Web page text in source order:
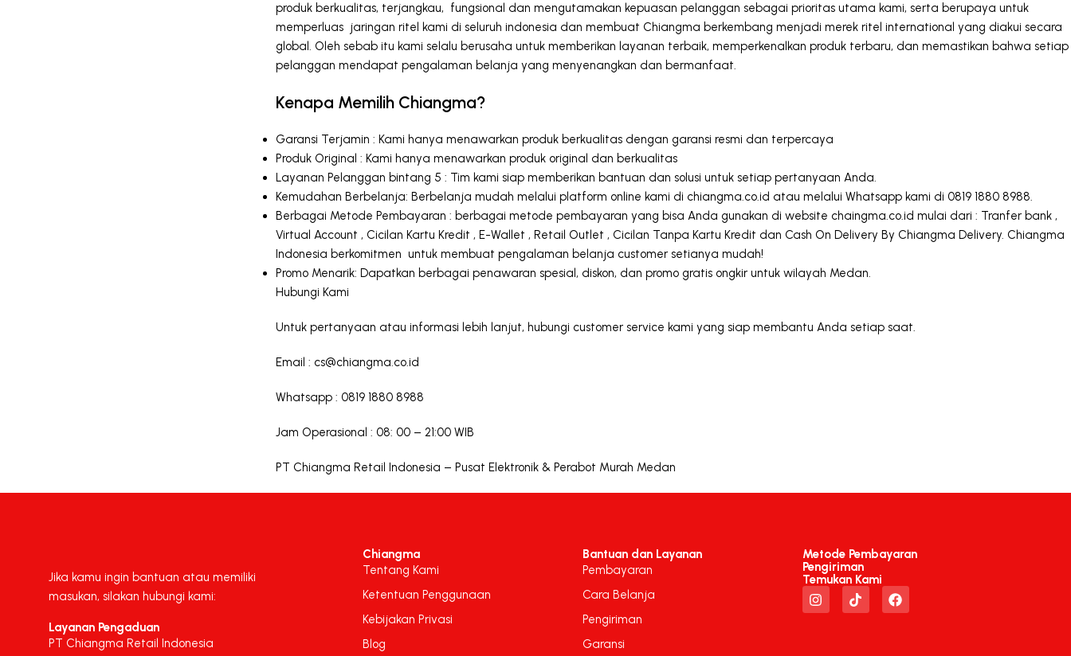
produk berkualitas, terjangkau, fungsional dan mengutamakan kepuasan pelanggan sebagai prioritas utama kami, serta berupaya untuk
memperluas jaringan ritel kami di seluruh indonesia dan membuat Chiangma berkembang menjadi merek ritel international yang diakui secara
global. Oleh sebab itu kami selalu berusaha untuk memberikan layanan terbaik, memperkenalkan produk terbaru, dan memastikan bahwa setiap
pelanggan mendapat pengalaman belanja yang menyenangkan dan bermanfaat.
Kenapa Memilih Chiangma?
Garansi Terjamin : Kami hanya menawarkan produk berkualitas dengan garansi resmi dan terpercaya
Produk Original : Kami hanya menawarkan produk original dan berkualitas
Layanan Pelanggan bintang 5 : Tim kami siap memberikan bantuan dan solusi untuk setiap pertanyaan Anda.
Kemudahan Berbelanja: Berbelanja mudah melalui platform online kami di chiangma.co.id atau melalui Whatsapp kami di 0819 1880 8988.
Berbagai Metode Pembayaran : berbagai metode pembayaran yang bisa Anda gunakan di website chaingma.co.id mulai dari : Tranfer bank ,
Virtual Account , Cicilan Kartu Kredit , E-Wallet , Retail Outlet , Cicilan Tanpa Kartu Kredit dan Cash On Delivery By Chiangma Delivery. Chiangma
Indonesia berkomitmen untuk membuat pengalaman belanja customer setianya mudah!
Promo Menarik: Dapatkan berbagai penawaran spesial, diskon, dan promo gratis ongkir untuk wilayah Medan.
Hubungi Kami
Untuk pertanyaan atau informasi lebih lanjut, hubungi customer service kami yang siap membantu Anda setiap saat.
Email : cs@chiangma.co.id
Whatsapp : 0819 1880 8988
Jam Operasional : 08: 00 – 21:00 WIB
PT Chiangma Retail Indonesia – Pusat Elektronik & Perabot Murah Medan
Jika kamu ingin bantuan atau memiliki
masukan, silakan hubungi kami:
Layanan Pengaduan
PT Chiangma Retail Indonesia
Chiangma
Tentang Kami
Ketentuan Penggunaan
Kebijakan Privasi
Blog
Bantuan dan Layanan
Pembayaran
Cara Belanja
Pengiriman
Garansi
Metode Pembayaran
Pengiriman
Temukan Kami